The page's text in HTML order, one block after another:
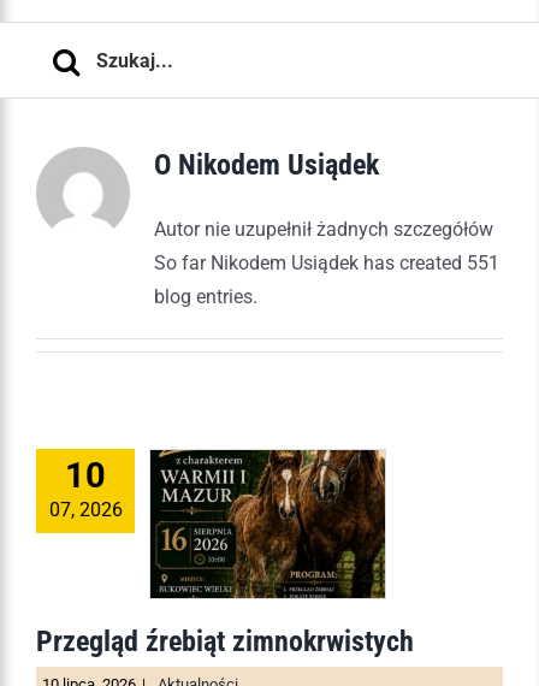
O Nikodem Usiądek
Autor nie uzupełnił żadnych szczegółów
So far Nikodem Usiądek has created 551
blog entries.
10
07, 2026
Przegląd źrebiąt zimnokrwistych